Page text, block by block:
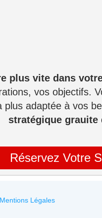
plus vite dans
vos objectifs.
plus adaptée à vos
stratégique grauite
Réservez Votre
Légales